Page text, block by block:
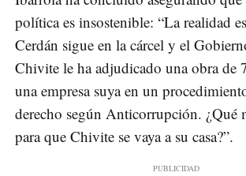
política es insostenible: “La realidad
Cerdán sigue en la cárcel y el
Chivite le ha adjudicado una obra de
una empresa suya en un
derecho según Anticorrupción. ¿Qué
para que Chivite se vaya a su casa?”.